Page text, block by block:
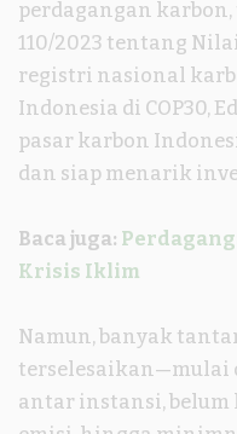
perdagangan karbon,
110/2023 tentang
registri nasional
Indonesia di COP30,
pasar karbon
dan siap menarik
Baca juga:
Krisis Iklim
Namun, banyak
terselesaikan—mulai
antar instansi,